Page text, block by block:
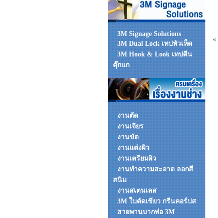
3M Signage Solutions
3M Dual Lock เทปหัวเห็ด
3M Hook & Look เทปตีน
ตุ๊กแก
งานตัด
งานเจียร
งานขัด
งานแต่งผิว
งานเตรียมผิว
งานทำความสะอาด ลอกสี
สนิม
งานสเตนเลส
3M ใบตัดเขียว กรีนคอร์ปส
สายพานบากท่อ 3M
«